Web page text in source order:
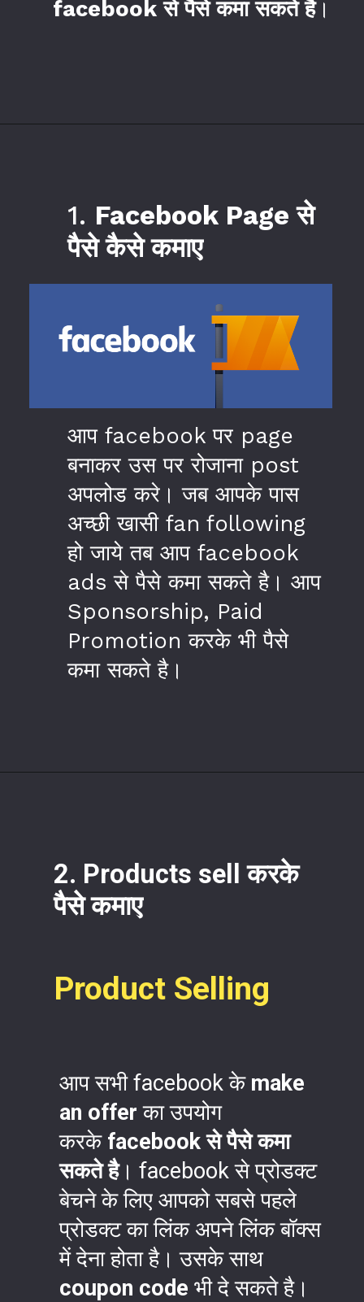
facebook से पैसे कमा सकते है।
1. Facebook Page से
पैसे कैसे कमाए
आप facebook पर page
बनाकर उस पर रोजाना post
अपलोड करे। जब आपके पास
अच्छी खासी fan following
हो जाये तब आप facebook
ads से पैसे कमा सकते है। आप
Sponsorship, Paid
Promotion करके भी पैसे
कमा सकते है।
2. Products sell करके
पैसे कमाए
आप सभी facebook के make
an offer का उपयोग
करके facebook से पैसे कमा
सकते है। facebook से प्रोडक्ट
बेचने के लिए आपको सबसे पहले
प्रोडक्ट का लिंक अपने लिंक बॉक्स
में देना होता है। उसके साथ
coupon code भी दे सकते है।
Product Selling